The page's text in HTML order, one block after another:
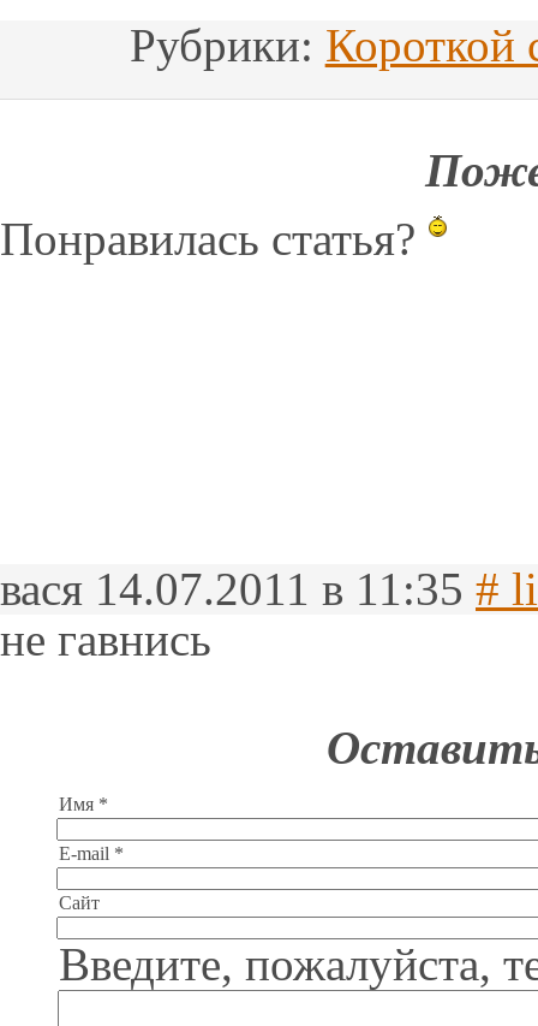
Рубрики: Короткой
Понравилась статья?
вася 14.07.2011 в 11:35 #
не гaвниcь
Имя *
E-mail *
Сайт
Введите, пожалуйста,